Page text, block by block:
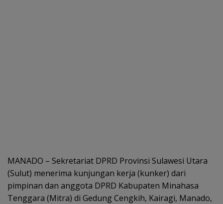
MANADO – Sekretariat DPRD Provinsi Sulawesi Utara
(Sulut) menerima kunjungan kerja (kunker) dari
pimpinan dan anggota DPRD Kabupaten Minahasa
Tenggara (Mitra) di Gedung Cengkih, Kairagi, Manado,